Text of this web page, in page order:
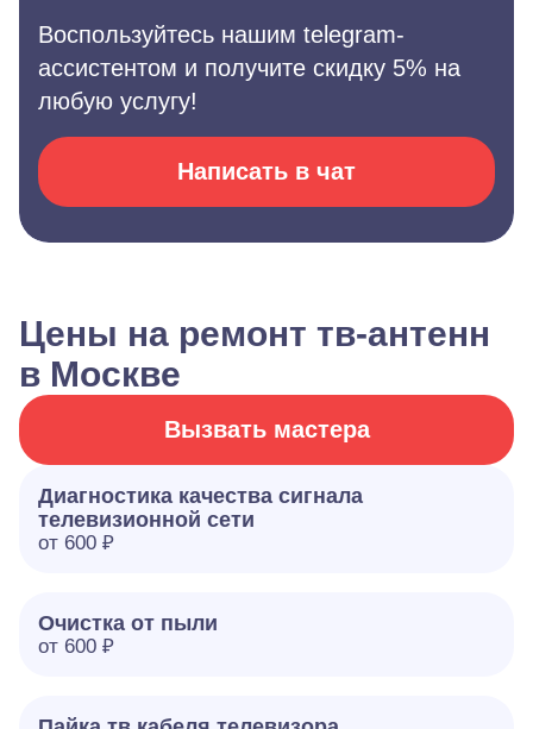
Воспользуйтесь нашим telegram-
ассистентом и получите скидку 5% на
любую услугу!
Написать в чат
Цены на ремонт тв-антенн
в Москве
Вызвать мастера
Диагностика качества сигнала
телевизионной сети
от 600 ₽
Очистка от пыли
от 600 ₽